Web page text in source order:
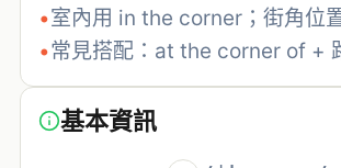
•室內用 in the corner；街角位
•常見搭配：at the corner of +
基本資訊